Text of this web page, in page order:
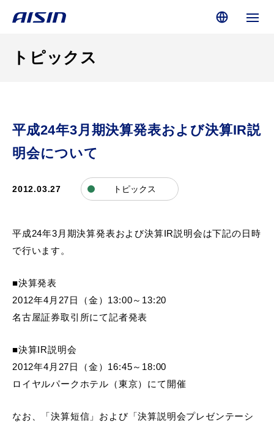
トピックス
平成24年3月期決算発表および決算IR説
明会について
2012.03.27 トピックス
平成24年3月期決算発表および決算IR説明会は下記の日時
で行います。
■決算発表
2012年4月27日（金）13:00～13:20
名古屋証券取引所にて記者発表
■決算IR説明会
2012年4月27日（金）16:45～18:00
ロイヤルパークホテル（東京）にて開催
なお、「決算短信」および「決算説明会プレゼンテーシ